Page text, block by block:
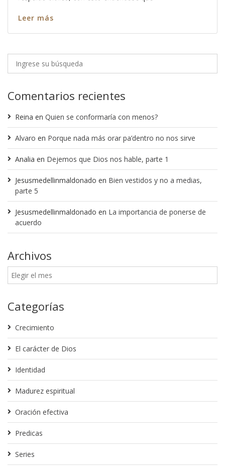
Leer más
Comentarios recientes
Reina en Quien se conformaría con menos?
Alvaro en Porque nada más orar pa’dentro no nos sirve
Analia en Dejemos que Dios nos hable, parte 1
Jesusmedellinmaldonado en Bien vestidos y no a medias,
parte 5
Jesusmedellinmaldonado en La importancia de ponerse de
acuerdo
Archivos
Categorías
Crecimiento
El carácter de Dios
Identidad
Madurez espiritual
Oración efectiva
Predicas
Series